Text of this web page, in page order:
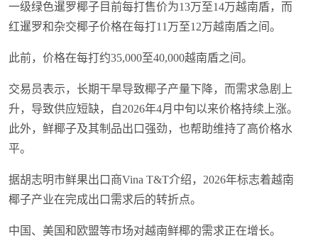
一级绿色暹罗椰子目前每打售价为13万至14万越南盾，而
红暹罗和杂交椰子价格在每打11万至12万越南盾之间。
此前，价格在每打约35,000至40,000越南盾之间。
交易员表示，长期干旱导致椰子产量下降，而需求急剧上
升，导致供应短缺，自2026年4月中旬以来价格持续上涨。
此外，鲜椰子及其制品出口强劲，也帮助维持了高价格水
平。
据胡志明市鲜果出口商Vina T&T介绍，2026年标志着越南
椰子产业在完成出口需求后的转折点。
中国、美国和欧盟等市场对越南鲜椰的需求正在增长。